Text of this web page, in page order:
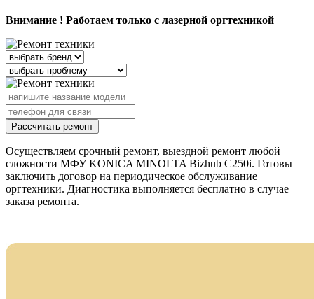
Внимание ! Работаем только с лазерной оргтехникой
Рассчитать ремонт
Осуществляем срочный ремонт, выездной ремонт любой
сложности МФУ KONICA MINOLTA Bizhub C250i. Готовы
заключить договор на периодическое обслуживание
оргтехники. Диагностика выполняется бесплатно в случае
заказа ремонта.